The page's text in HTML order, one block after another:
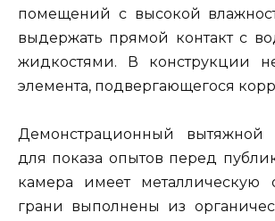
помещений с высокой
выдержать прямой контакт с
жидкостями. В конструкции
элемента, подвергающегося
Демонстрационный вытяжной
для показа опытов перед
камера имеет металлическую
грани выполнены из